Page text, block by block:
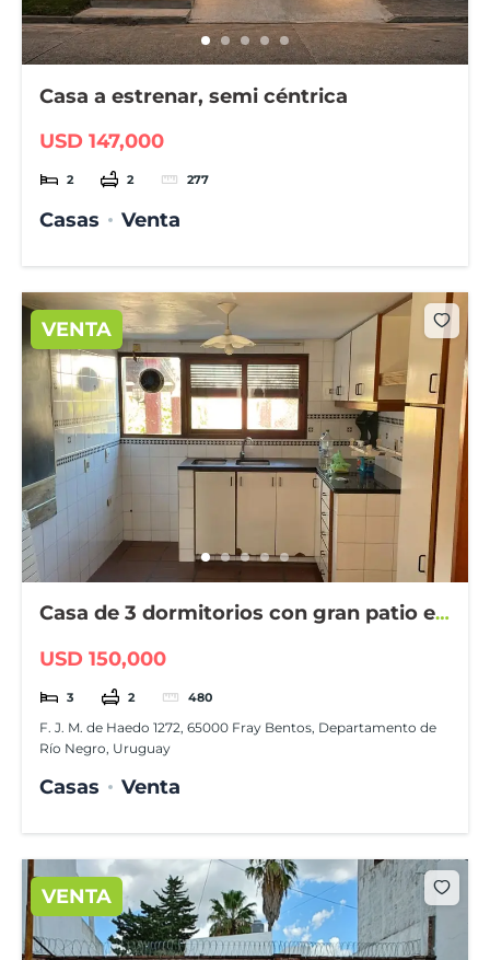
Casa a estrenar, semi céntrica
USD 147,000
2 2 277
Casas Venta
VENTA
Casa de 3 dormitorios con gran patio en
USD 150,000
3 2 480
F. J. M. de Haedo 1272, 65000 Fray Bentos, Departamento de
Río Negro, Uruguay
Casas Venta
VENTA